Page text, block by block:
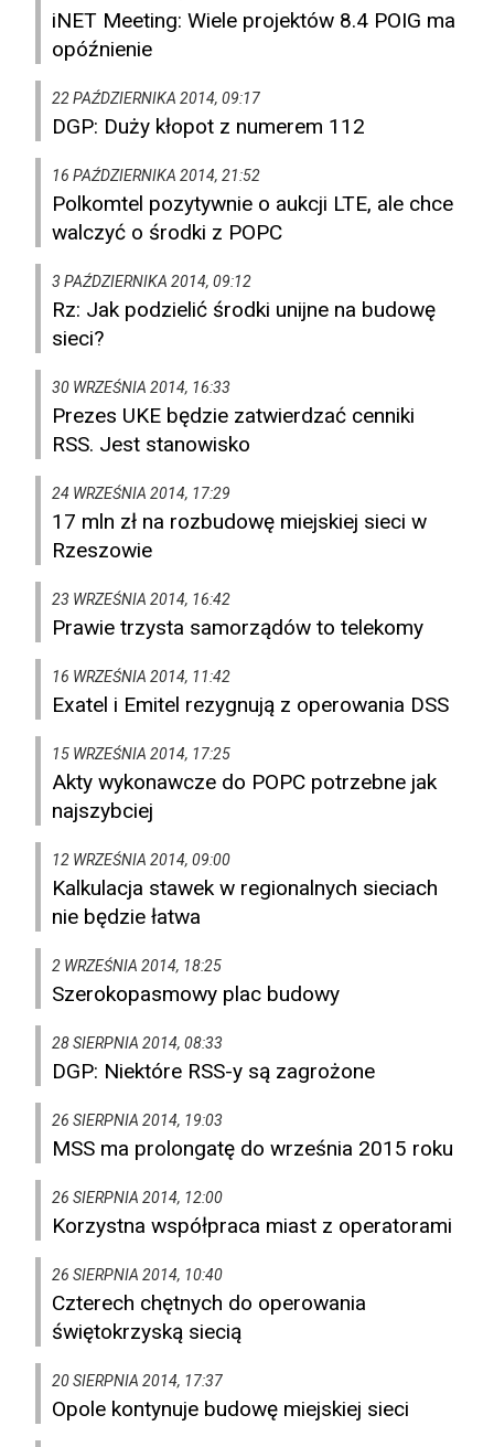
iNET Meeting: Wiele projektów 8.4 POIG ma
opóźnienie
22 PAŹDZIERNIKA 2014, 09:17
DGP: Duży kłopot z numerem 112
16 PAŹDZIERNIKA 2014, 21:52
Polkomtel pozytywnie o aukcji LTE, ale chce
walczyć o środki z POPC
3 PAŹDZIERNIKA 2014, 09:12
Rz: Jak podzielić środki unijne na budowę
sieci?
30 WRZEŚNIA 2014, 16:33
Prezes UKE będzie zatwierdzać cenniki
RSS. Jest stanowisko
24 WRZEŚNIA 2014, 17:29
17 mln zł na rozbudowę miejskiej sieci w
Rzeszowie
23 WRZEŚNIA 2014, 16:42
Prawie trzysta samorządów to telekomy
16 WRZEŚNIA 2014, 11:42
Exatel i Emitel rezygnują z operowania DSS
15 WRZEŚNIA 2014, 17:25
Akty wykonawcze do POPC potrzebne jak
najszybciej
12 WRZEŚNIA 2014, 09:00
Kalkulacja stawek w regionalnych sieciach
nie będzie łatwa
2 WRZEŚNIA 2014, 18:25
Szerokopasmowy plac budowy
28 SIERPNIA 2014, 08:33
DGP: Niektóre RSS-y są zagrożone
26 SIERPNIA 2014, 19:03
MSS ma prolongatę do września 2015 roku
26 SIERPNIA 2014, 12:00
Korzystna współpraca miast z operatorami
26 SIERPNIA 2014, 10:40
Czterech chętnych do operowania
świętokrzyską siecią
20 SIERPNIA 2014, 17:37
Opole kontynuje budowę miejskiej sieci